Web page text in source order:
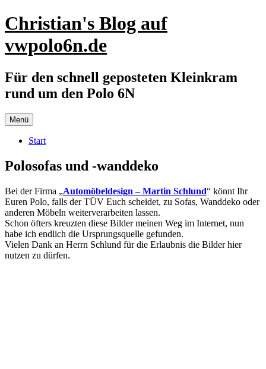
Zum
Inhalt
Christian's Blog auf
vwpolo6n.de
Für den schnell geposteten Kleinkram
rund um den Polo 6N
Menü
Start
Polosofas und -wanddeko
Bei der Firma „Automöbeldesign – Martin Schlund“ könnt Ihr
Euren Polo, falls der TÜV Euch scheidet, zu Sofas, Wanddeko oder
anderen Möbeln weiterverarbeiten lassen.
Schon öfters kreuzten diese Bilder meinen Weg im Internet, nun
habe ich endlich die Ursprungsquelle gefunden.
Vielen Dank an Herrn Schlund für die Erlaubnis die Bilder hier
nutzen zu dürfen.